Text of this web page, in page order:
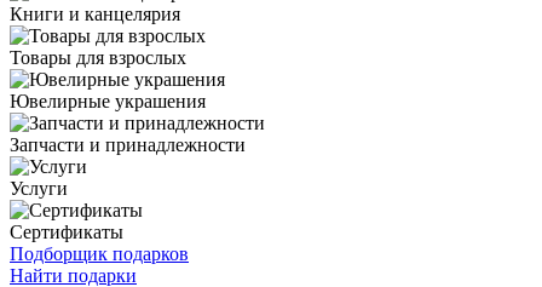
Книги и канцелярия
Товары для взрослых
Ювелирные украшения
Запчасти и принадлежности
Услуги
Сертификаты
Подборщик подарков
Найти подарки